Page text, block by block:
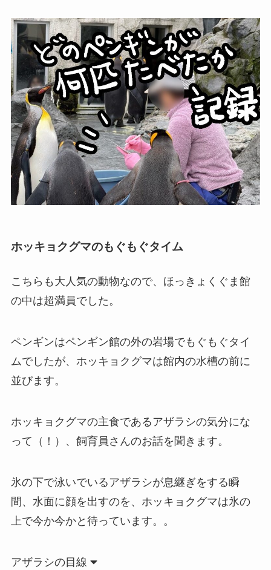
ホッキョクグマのもぐもぐタイム
こちらも大人気の動物なので、ほっきょくぐま館
の中は超満員でした。
ペンギンはペンギン館の外の岩場でもぐもぐタイ
ムでしたが、ホッキョクグマは館内の水槽の前に
並びます。
ホッキョクグマの主食であるアザラシの気分にな
って（！）、飼育員さんのお話を聞きます。
氷の下で泳いでいるアザラシが息継ぎをする瞬
間、水面に顔を出すのを、ホッキョクグマは氷の
上で今か今かと待っています。。
アザラシの目線